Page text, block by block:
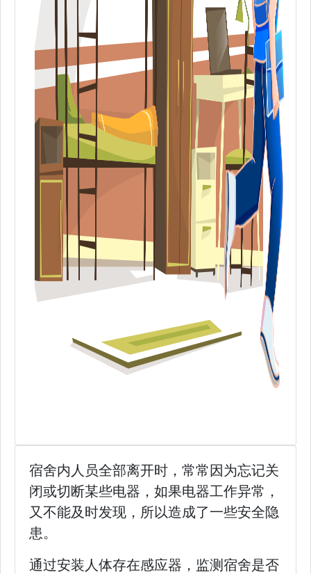
宿舍内人员全部离开时，常常因为忘记关
闭或切断某些电器，如果电器工作异常，
又不能及时发现，所以造成了一些安全隐
患。
通过安装人体存在感应器，监测宿舍是否